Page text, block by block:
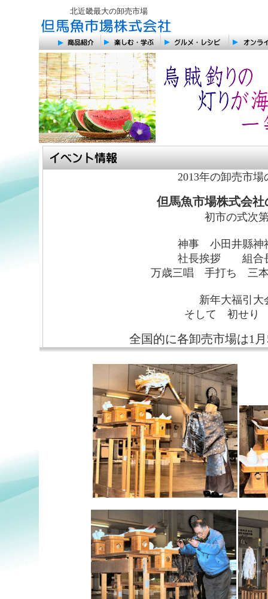
北近畿最大の卸売市場
2013年の卸売市場
但馬魚市場株式会社
初市の式次
神事 小田井縣神
社長挨拶 組合
万歳三唱 手打ち 三
新年大福引大
そして 初せり
全国的に各卸売市場は1